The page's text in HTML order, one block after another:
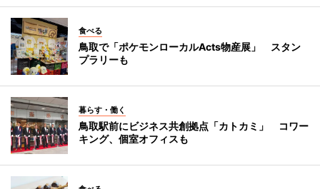
食べる
鳥取で「ポケモンローカルActs物産展」 スタン
プラリーも
暮らす・働く
鳥取駅前にビジネス共創拠点「カトカミ」 コワー
キング、個室オフィスも